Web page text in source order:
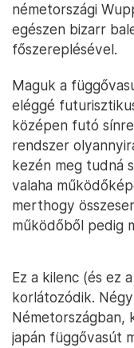
németországi
egészen bizarr
főszereplésével.
Maguk a
eléggé
középen futó
rendszer
kezén meg tudná
valaha
merthogy
működőből pedig
Ez a kilenc (és ez
korlátozódik.
Németországban,
japán függővasút